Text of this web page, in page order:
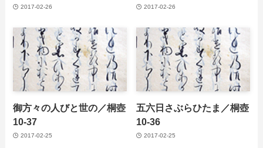
2017-02-26 2017-02-26
御方々の人びと世の／桐壺
10-37
2017-02-25
五六日さぶらひたま／桐壺
10-36
2017-02-25